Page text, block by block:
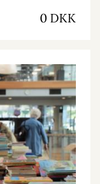
0 DKK